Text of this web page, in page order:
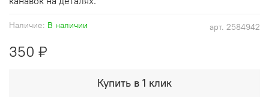
арт. 2584942
Наличие: В наличии
350 ₽
Купить в 1 клик